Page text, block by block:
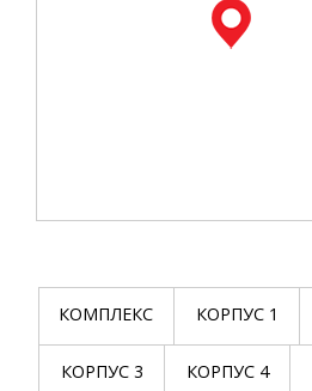
КОМПЛЕКС КОРПУС 1
КОРПУС 3 КОРПУС 4